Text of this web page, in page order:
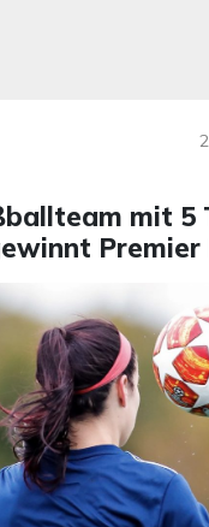
mit 5
Premier